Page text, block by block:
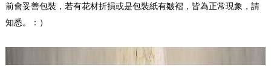
前會妥善包裝，若有花材折損或是包裝紙有皺褶，皆為正常現象，請
知悉。：）